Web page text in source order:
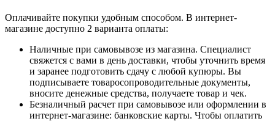
Оплачивайте покупки удобным способом. В интернет-
магазине доступно 2 варианта оплаты:
Наличные при самовывозе из магазина. Специалист
свяжется с вами в день доставки, чтобы уточнить время
и заранее подготовить сдачу с любой купюры. Вы
подписываете товаросопроводительные документы,
вносите денежные средства, получаете товар и чек.
Безналичный расчет при самовывозе или оформлении в
интернет-магазине: банковские карты. Чтобы оплатить